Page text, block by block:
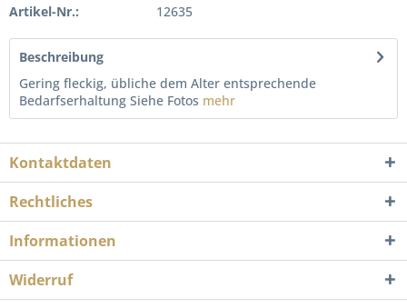
Artikel-Nr.: 12635
Beschreibung
Gering fleckig, übliche dem Alter entsprechende
Bedarfserhaltung Siehe Fotos mehr
Kontaktdaten
Rechtliches
Informationen
Widerruf